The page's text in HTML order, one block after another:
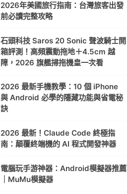
2026年美國旅行指南：台灣旅客出發
前必讀完整攻略
石頭科技 Saros 20 Sonic 聲波騎士開
箱評測！高頻震動拖地＋4.5cm 越
障，2026 旗艦掃拖機皇一次看
2026 最新手機教學：10 個 iPhone
與 Android 必學的隱藏功能與省電秘
訣
2026 最新！Claude Code 終極指
南：顛覆終端機的 AI 程式開發神器
電腦玩手游神器：Android模擬器推薦
｜MuMu模擬器